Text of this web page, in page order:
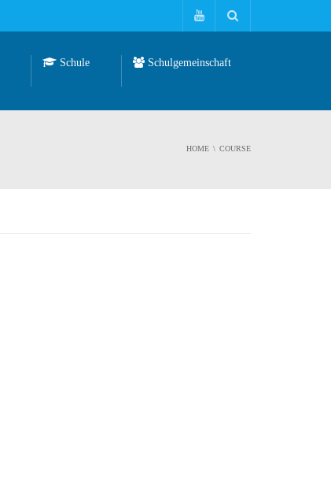
Schule Schulgemeinschaft
HOME COURSE